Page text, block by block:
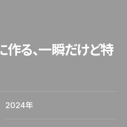
作る、一瞬だけど特
2024年